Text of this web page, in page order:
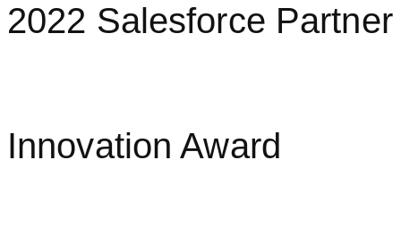
2022 Salesforce Partner
Innovation Award